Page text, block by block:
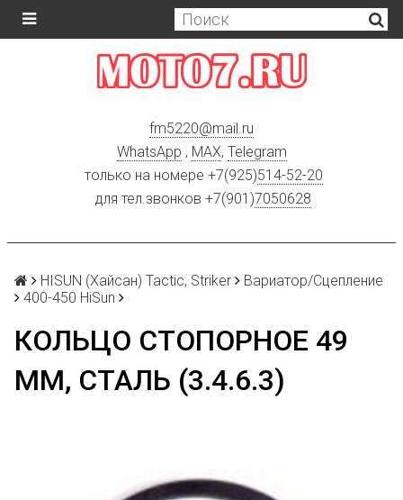
fm5220@mail.ru
WhatsApp , MAX, Telegram
только на номере +7(925)514-52-20
для тел.звонков +7(901)7050628
HISUN (Хайсан) Tactic, Striker
Вариатор/Сцепление
400-450 HiSun
КОЛЬЦО СТОПОРНОЕ 49
ММ, СТАЛЬ (3.4.6.3)